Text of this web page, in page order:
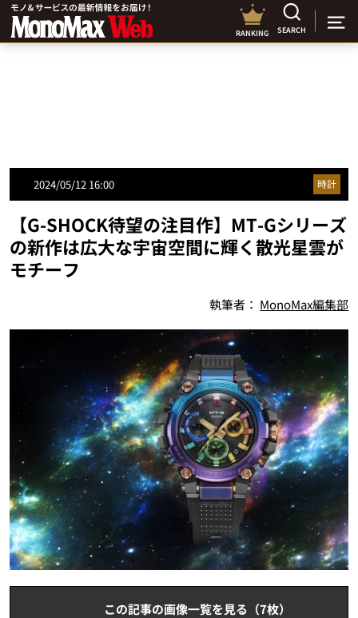
RANKING SEARCH
2024/05/12 16:00 時計
【G-SHOCK待望の注目作】MT-Gシリーズ
の新作は広大な宇宙空間に輝く散光星雲が
モチーフ
執筆者： MonoMax編集部
この記事の画像一覧を見る（7枚）